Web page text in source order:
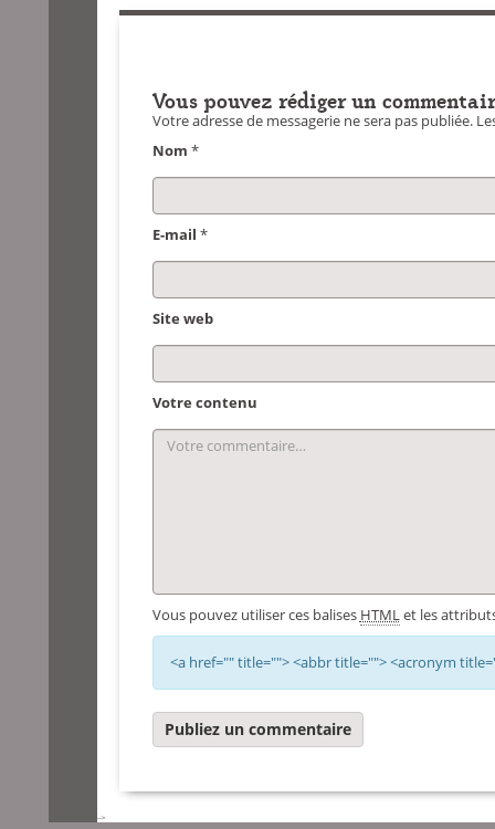
Vous pouvez rédiger un
Votre adresse de messagerie ne sera pas publiée.
Nom *
E-mail *
Site web
Votre contenu
Vous pouvez utiliser ces balises HTMLet les
<a href="" title=""> <abbr title=""> <acronym
-->